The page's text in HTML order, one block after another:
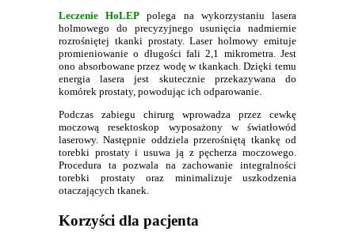
Leczenie HoLEP polega na wykorzystaniu lasera
holmowego do precyzyjnego usunięcia nadmiernie
rozrośniętej tkanki prostaty. Laser holmowy emituje
promieniowanie o długości fali 2,1 mikrometra. Jest
ono absorbowane przez wodę w tkankach. Dzięki temu
energia lasera jest skutecznie przekazywana do
komórek prostaty, powodując ich odparowanie.
Podczas zabiegu chirurg wprowadza przez cewkę
moczową resektoskop wyposażony w światłowód
laserowy. Następnie oddziela przerośniętą tkankę od
torebki prostaty i usuwa ją z pęcherza moczowego.
Procedura ta pozwala na zachowanie integralności
torebki prostaty oraz minimalizuje uszkodzenia
otaczających tkanek.
Korzyści dla pacjenta